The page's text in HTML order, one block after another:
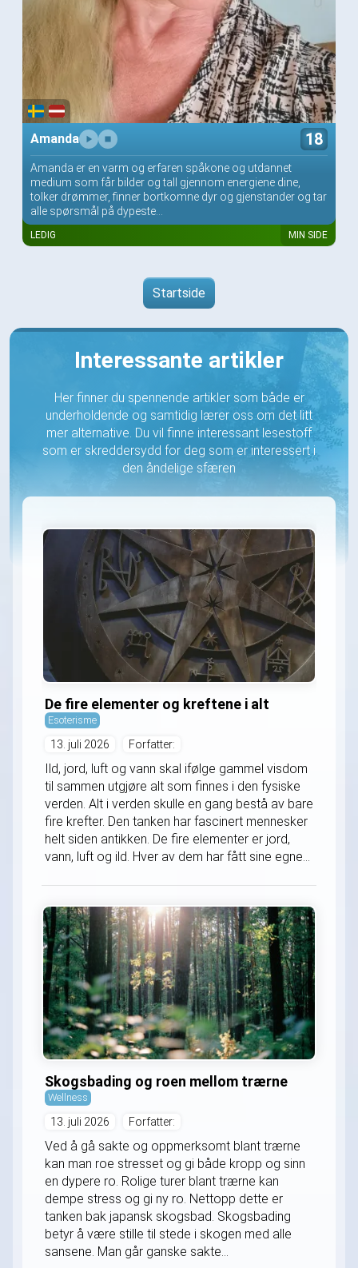
Amanda 18
Amanda er en varm og erfaren spåkone og utdannet
medium som får bilder og tall gjennom energiene dine,
tolker drømmer, finner bortkomne dyr og gjenstander og tar
alle spørsmål på dypeste...
LEDIG MIN SIDE
Startside
Interessante artikler
Her finner du spennende artikler som både er
underholdende og samtidig lærer oss om det litt
mer alternative. Du vil finne interessant lesestoff
som er skreddersydd for deg som er interessert i
den åndelige sfæren
De fire elementer og kreftene i alt
Esoterisme
13. juli 2026 Forfatter:
Ild, jord, luft og vann skal ifølge gammel visdom
til sammen utgjøre alt som finnes i den fysiske
verden. Alt i verden skulle en gang bestå av bare
fire krefter. Den tanken har fascinert mennesker
helt siden antikken. De fire elementer er jord,
vann, luft og ild. Hver av dem har fått sine egne...
Skogsbading og roen mellom trærne
Wellness
13. juli 2026 Forfatter:
Ved å gå sakte og oppmerksomt blant trærne
kan man roe stresset og gi både kropp og sinn
en dypere ro. Rolige turer blant trærne kan
dempe stress og gi ny ro. Nettopp dette er
tanken bak japansk skogsbad. Skogsbading
betyr å være stille til stede i skogen med alle
sansene. Man går ganske sakte...